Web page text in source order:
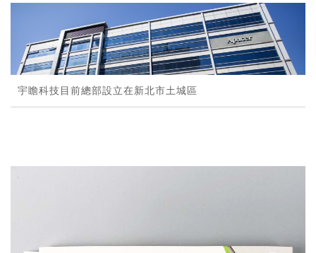
宇瞻科技目前總部設立在新北市土城區